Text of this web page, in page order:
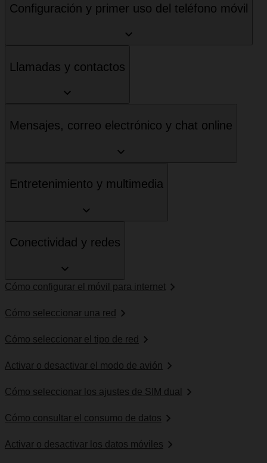
Configuración y primer uso del teléfono móvil
Llamadas y contactos
Mensajes, correo electrónico y chat online
Entretenimiento y multimedia
Conectividad y redes
Cómo configurar el móvil para internet
Cómo seleccionar una red
Cómo seleccionar el tipo de red
Activar o desactivar el modo de avión
Cómo seleccionar los ajustes de SIM dual
Cómo consultar el consumo de datos
Activar o desactivar los datos móviles